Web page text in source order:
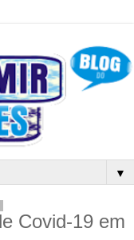
▼
Covid-19 em